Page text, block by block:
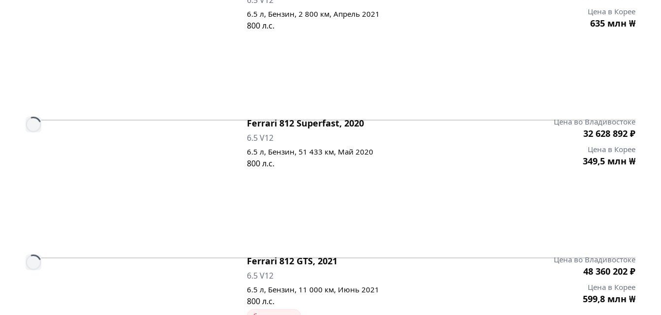
6.5 л, Бензин, 2 800 км, Апрель 2021
800л.с.
Цена в Корее
635 млн ₩
Ferrari 812 Superfast, 2020
6.5 V12
6.5 л, Бензин, 51 433 км, Май 2020
800л.с.
Цена во Владивостоке
32 628 892 ₽
Цена в Корее
349,5 млн ₩
Ferrari 812 GTS, 2021
6.5 V12
6.5 л, Бензин, 11 000 км, Июнь 2021
800л.с.
Цена во Владивостоке
48 360 202 ₽
Цена в Корее
599,8 млн ₩